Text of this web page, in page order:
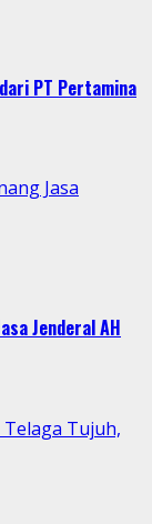
PT Pertamina
Jasa
Jenderal AH
Telaga Tujuh,